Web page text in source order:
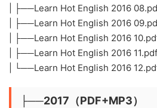
| ├──Learn Hot English 2016
| ├──Learn Hot English 2016
| ├──Learn Hot English 2016
| ├──Learn Hot English 2016
| └──Learn Hot English 2016
├──2017（PDF+MP3）